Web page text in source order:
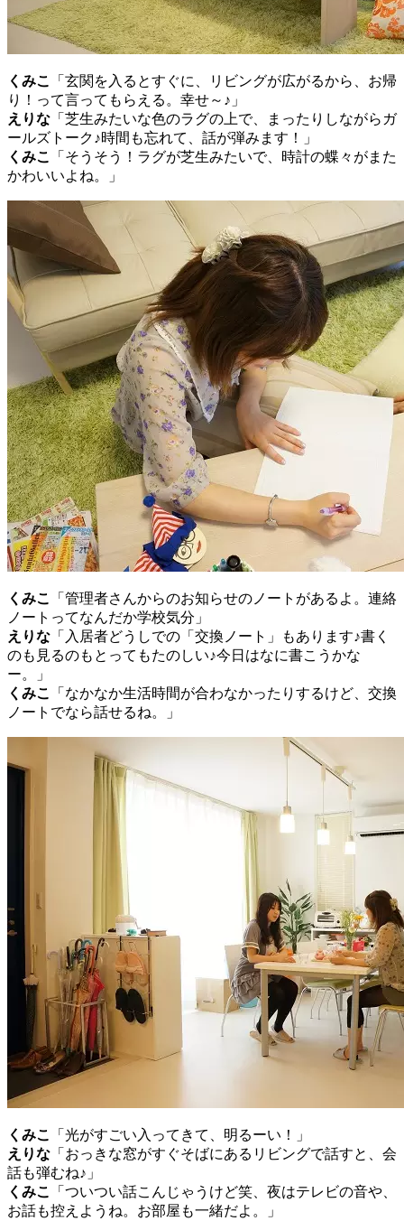
くみこ
「玄関を入るとすぐに、リビングが広がるから、お帰
り！って言ってもらえる。幸せ～♪」
えりな 「芝生みたいな色のラグの上で、まったりしながらガ
ールズトーク♪時間も忘れて、話が弾みます！」
くみこ
「そうそう！ラグが芝生みたいで、時計の蝶々がまた
かわいいよね。」
くみこ
「管理者さんからのお知らせのノートがあるよ。連絡
ノートってなんだか学校気分」
えりな 「入居者どうしでの「交換ノート」もあります♪書く
のも見るのもとってもたのしい♪今日はなに書こうかな
ー。」
くみこ
「なかなか生活時間が合わなかったりするけど、交換
ノートでなら話せるね。」
くみこ
「光がすごい入ってきて、明るーい！」
えりな 「おっきな窓がすぐそばにあるリビングで話すと、会
話も弾むね♪」
くみこ
「ついつい話こんじゃうけど笑、夜はテレビの音や、
お話も控えようね。お部屋も一緒だよ。」